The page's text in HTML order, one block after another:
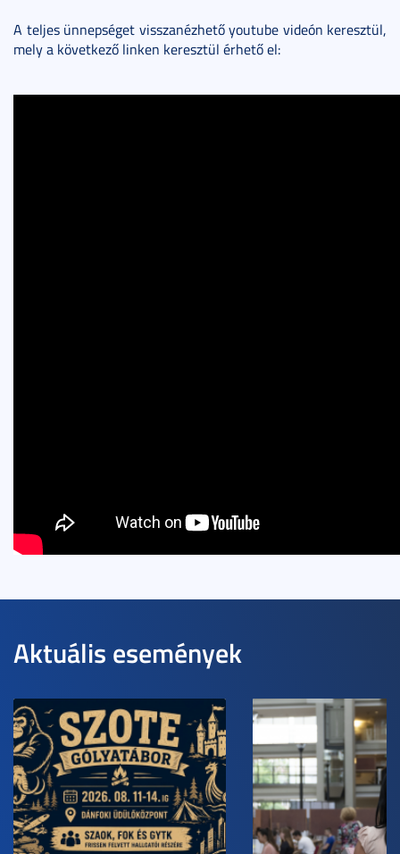
A teljes ünnepséget visszanézhető youtube videón keresztül,
mely a következő linken keresztül érhető el:
Aktuális események